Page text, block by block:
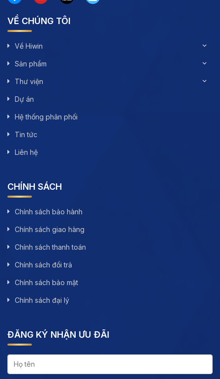
VỀ CHÚNG TÔI
Về Hiwin
Sản phẩm
Thư viện
Dự án
Hệ thống phân phối
Tin tức
Liên hệ
CHÍNH SÁCH
Chính sách bảo hành
Chính sách giao hàng
Chính sách thanh toán
Chính sách đổi trả
Chính sách bảo mật
Chính sách đại lý
ĐĂNG KÝ NHẬN ƯU ĐÃI